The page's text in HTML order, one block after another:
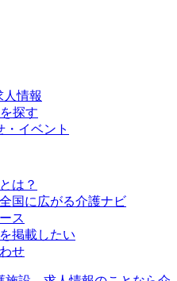
人情報
探す
・イベント
は？
全国に広がる介護ナビ
ス
掲載したい
せ